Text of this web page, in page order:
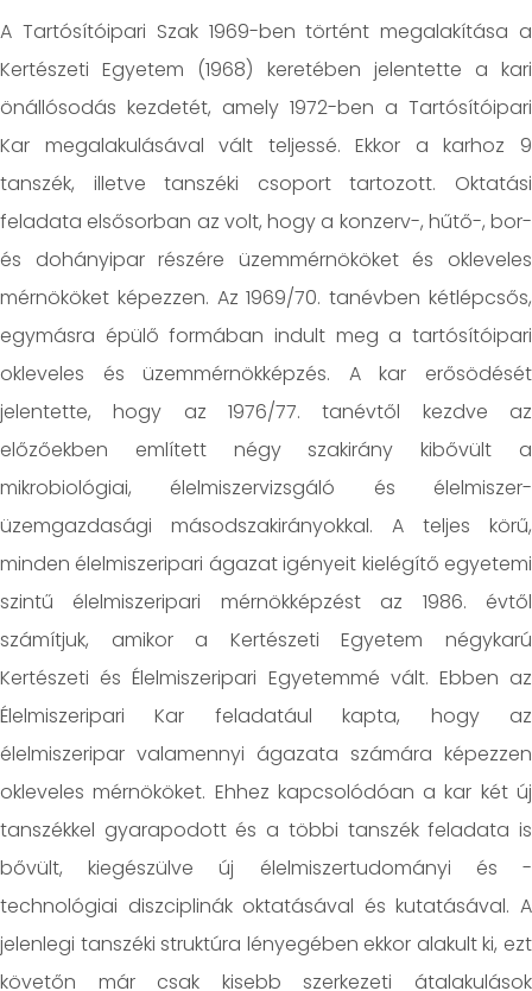
A Tartósítóipari Szak 1969-ben történt megalakítása a
Kertészeti Egyetem (1968) keretében jelentette a kari
önállósodás kezdetét, amely 1972-ben a Tartósítóipari
Kar megalakulásával vált teljessé. Ekkor a karhoz 9
tanszék, illetve tanszéki csoport tartozott. Oktatási
feladata elsősorban az volt, hogy a konzerv-, hűtő-, bor-
és dohányipar részére üzemmérnököket és okleveles
mérnököket képezzen. Az 1969/70. tanévben kétlépcsős,
egymásra épülő formában indult meg a tartósítóipari
okleveles és üzemmérnökképzés. A kar erősödését
jelentette, hogy az 1976/77. tanévtől kezdve az
előzőekben említett négy szakirány kibővült a
mikrobiológiai, élelmiszervizsgáló és élelmiszer-
üzemgazdasági másodszakirányokkal. A teljes körű,
minden élelmiszeripari ágazat igényeit kielégítő egyetemi
szintű élelmiszeripari mérnökképzést az 1986. évtől
számítjuk, amikor a Kertészeti Egyetem négykarú
Kertészeti és Élelmiszeripari Egyetemmé vált. Ebben az
Élelmiszeripari Kar feladatául kapta, hogy az
élelmiszeripar valamennyi ágazata számára képezzen
okleveles mérnököket. Ehhez kapcsolódóan a kar két új
tanszékkel gyarapodott és a többi tanszék feladata is
bővült, kiegészülve új élelmiszertudományi és -
technológiai diszciplinák oktatásával és kutatásával. A
jelenlegi tanszéki struktúra lényegében ekkor alakult ki, ezt
követőn már csak kisebb szerkezeti átalakulások